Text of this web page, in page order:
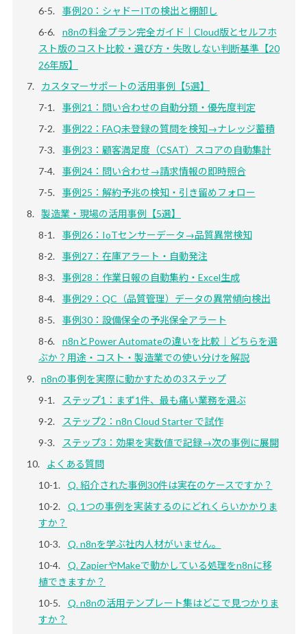
事例20：シャドーITの検出と棚卸し
n8nの料金プラン完全ガイド｜Cloud版とセルフホ
スト版のコスト比較・選び方・失敗しない判断基準【20
26年版】
カスタマーサポートの活用事例【5選】
事例21：問い合わせの自動分類・優先度判定
事例22：FAQ未登録の質問を検知→ナレッジ蓄積
事例23：顧客満足度（CSAT）スコアの自動集計
事例24：問い合わせ→請求情報の即時照合
事例25：解約予兆の検知・引き留めフォロー
製造業・現場の活用事例【5選】
事例26：IoTセンサーデータ→品質異常検知
事例27：在庫アラート・自動発注
事例28：作業日報の自動集約・Excel生成
事例29：QC（品質管理）データの異常傾向検出
事例30：設備保全の予兆保全アラート
n8nとPower Automateの違いを比較｜どちらを選
ぶか？用途・コスト・製造業での使い分けを解説
n8nの事例を実際に動かすための3ステップ
ステップ1：まず1件、最も痛い業務を選ぶ
ステップ2：n8n Cloud Starter で試作
ステップ3：効果を実数値で記録→次の事例に展開
よくある質問
Q. 紹介された事例30件は実在のケースですか？
Q. 1つの事例を実装するのにどれくらいかかりま
すか？
Q. n8nを学ぶ社内人材がいません。
Q. ZapierやMakeで動かしている処理をn8nに移
植できますか？
Q. n8nの活用テンプレート集はどこで見つかりま
すか？